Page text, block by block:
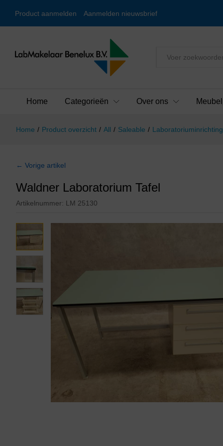
Product aanmelden Aanmelden nieuwsbrief
Alles
Home Categorieën Over ons
Home / Product overzicht / All / Saleable / Laboratoriuminrichting
← Vorige artikel
Waldner Laboratorium Tafel
Artikelnummer: LM 25130